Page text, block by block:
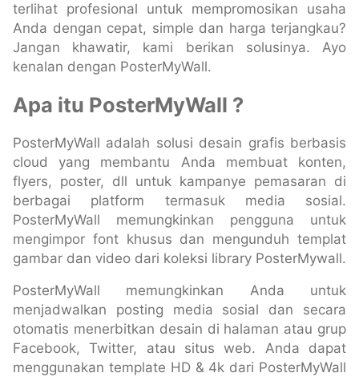
terlihat profesional untuk mempromosikan usaha
Anda dengan cepat, simple dan harga terjangkau?
Jangan khawatir, kami berikan solusinya. Ayo
kenalan dengan PosterMyWall.
Apa itu PosterMyWall ?
PosterMyWall adalah solusi desain grafis berbasis
cloud yang membantu Anda membuat konten,
flyers, poster, dll untuk kampanye pemasaran di
berbagai platform termasuk media sosial.
PosterMyWall memungkinkan pengguna untuk
mengimpor font khusus dan mengunduh templat
gambar dan video dari koleksi library PosterMywall.
PosterMyWall memungkinkan Anda untuk
menjadwalkan posting media sosial dan secara
otomatis menerbitkan desain di halaman atau grup
Facebook, Twitter, atau situs web. Anda dapat
menggunakan template HD & 4k dari PosterMyWall